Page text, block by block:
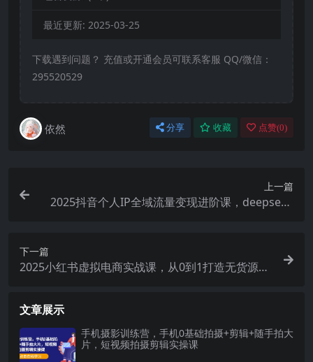
最近更新: 2025-03-25
下载遇到问题？ 充值或开通会员可联系客服 QQ/微信：
295520529
依然 分享 收藏 点赞(0)
上一篇
2025抖音个人IP全域流量变现进阶课，deepseek
下一篇
2025小红书虚拟电商实战课，从0到1打造无货源店
文章展示
手机摄影训练营，手机0基础拍摄+剪辑+随手拍大
片，短视频拍摄剪辑实操课